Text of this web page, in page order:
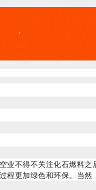
业不得不关注化石燃料
程更加绿色和环保。当